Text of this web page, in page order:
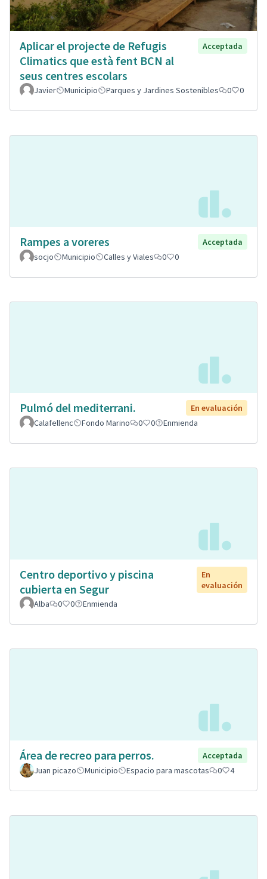
Aplicar el projecte de Refugis
Climatics que està fent BCN al
seus centres escolars
Acceptada
Javier Municipio Parques y Jardines Sostenibles 0 0
Rampes a voreres
Acceptada
socjo
Municipio Calles y Viales 0 0
Pulmó del mediterrani.
En evaluación
Calafellenc
Fondo Marino 0 0 Enmienda
Centro deportivo y piscina
cubierta en Segur
En
evaluación
Alba
0 0 Enmienda
Área de recreo para perros.
Acceptada
Juan picazo
Municipio Espacio para mascotas 0 4